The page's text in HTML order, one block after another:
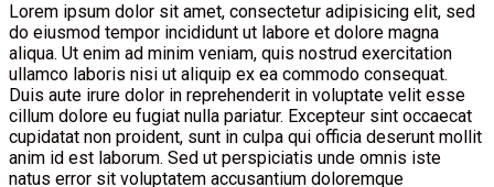
Lorem ipsum dolor sit amet, consectetur adipisicing elit, sed
do eiusmod tempor incididunt ut labore et dolore magna
aliqua. Ut enim ad minim veniam, quis nostrud exercitation
ullamco laboris nisi ut aliquip ex ea commodo consequat.
Duis aute irure dolor in reprehenderit in voluptate velit esse
cillum dolore eu fugiat nulla pariatur. Excepteur sint occaecat
cupidatat non proident, sunt in culpa qui officia deserunt mollit
anim id est laborum. Sed ut perspiciatis unde omnis iste
natus error sit voluptatem accusantium doloremque